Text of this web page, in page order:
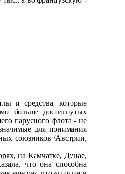
и средства, которые
больше достигнутых
парусного флота - не
для понимания
союзников /Австрии,
на Камчатке, Дунае,
что она способна